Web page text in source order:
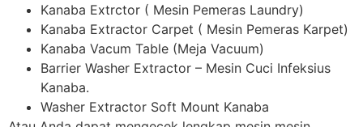
Kanaba Extrctor ( Mesin Pemeras Laundry)
Kanaba Extractor Carpet ( Mesin Pemeras Karpet)
Kanaba Vacum Table (Meja Vacuum)
Barrier Washer Extractor – Mesin Cuci Infeksius
Kanaba.
Washer Extractor Soft Mount Kanaba